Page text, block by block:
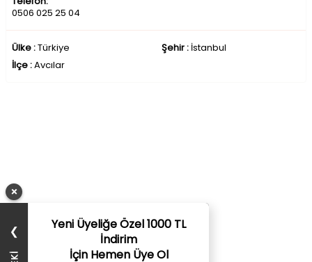
0506 025 25 04
Ülke :Türkiye Şehir : İstanbul
İlçe :Avcılar
×
❯
Yeni Üyeliğe Özel 1000 TL
İndirim
İçin Hemen Üye Ol